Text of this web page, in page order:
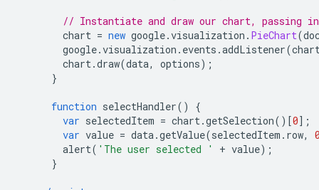
// Instantiate and draw our chart, passing in
chart = new google.visualization . PieChart(
google.visualization . events .addListener(
chart.draw(data, options);
}
function selectHandler()
{
var selectedItem = chart.getSelection()[0];
var value = data.getValue(selectedItem . row,
alert( 'The user selected ' + value);
}